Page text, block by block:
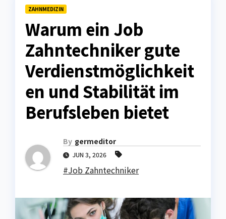
ZAHNMEDIZIN
Warum ein Job
Zahntechniker gute
Verdienstmöglichkeit
en und Stabilität im
Berufsleben bietet
By germeditor
JUN 3, 2026
#Job Zahntechniker